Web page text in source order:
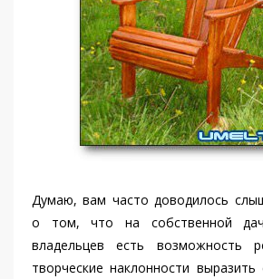
Думаю, вам часто доводилось
о том, что на собственной
владельцев есть возможность
творческие наклонности